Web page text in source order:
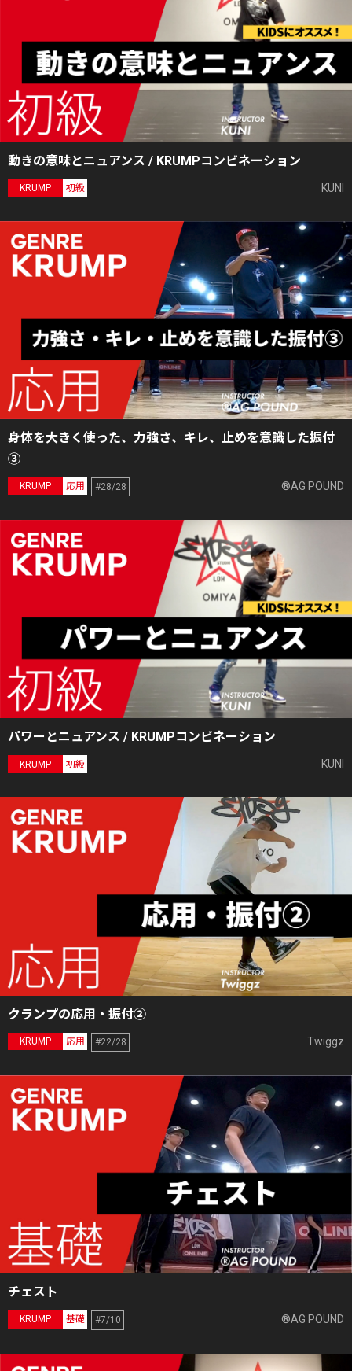
動きの意味とニュアンス / KRUMPコンビネーション
KRUMP 初級 KUNI
身体を大きく使った、力強さ、キレ、止めを意識した振付
③
KRUMP 応用 #28/28 ®AG POUND
パワーとニュアンス / KRUMPコンビネーション
KRUMP 初級 KUNI
クランプの応用・振付②
KRUMP 応用 #22/28 Twiggz
チェスト
KRUMP 基礎 #7/10 ®AG POUND